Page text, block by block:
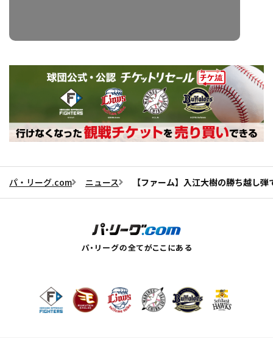
パ・リーグ.com ニュース 【ファーム】入江大樹の勝ち越